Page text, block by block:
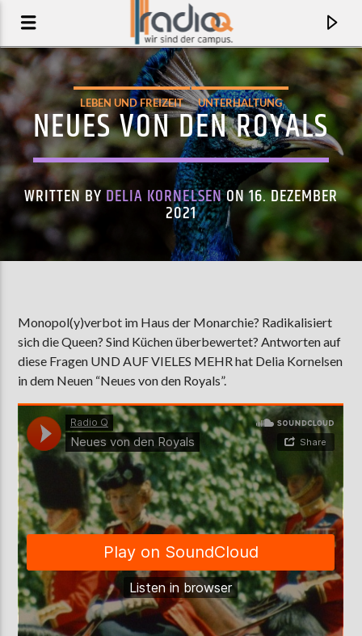
ANGEBOT
IEDEREEN
AKTUELLE SENDUNG
MOEBIUS
00:00 09:00
ZU HÖREN INMünster90,9 MHzSteinfurt103,9 MHz
LEBEN UND FREIZEIT UNTERHALTUNG
NEUES VON DEN ROYALS
WRITTEN BYDELIA KORNELSENON 16. DEZEMBER
2021
Monopol(y)verbot im Haus der Monarchie? Radikalisiert
sich die Queen? Sind Küchen überbewertet? Antworten auf
diese Fragen UND AUF VIELES MEHR hat Delia Kornelsen
in dem Neuen “Neues von den Royals”.